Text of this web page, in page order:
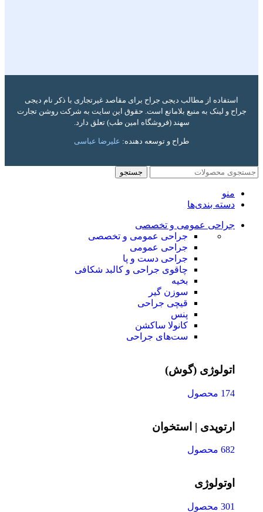
استفاده از مطالب دیجی جراح برای مقاصد غیرتجاری با ذکر نام دیجی
جراح و لینک به منبع بلامانع است. حقوق این سایت به شرکت روشن تجارت
سهند (فروشگاه امین طب) تعلق دارد.
طراح و توسعه دهنده: علیرضا عباسی
جستجو
منو
دسته بندی‌ها
جراحی عمومی و تخصصی
جراحی عمومی و تخصصی
جراحی عمومی
جراحی دست و پا
چاقوی جراحی و کالبد شکافی
بخیه
سوزن‌ گیر
قیچی‌ جراحی
پنس
کانولا ساکشن
ست‌های جراحی
اتولوژی (گوش)
174 محصول
ارتوپدی | استخوان
682 محصول
اوتولوژی
301 محصول